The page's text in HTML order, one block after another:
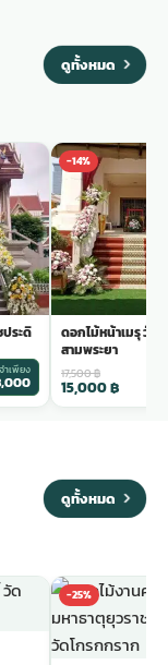
ดูทั้งหมด
ระดิ
ำเพียง
-14%
ดอกไม้หน้าเมรุ วัด
สามพระยา
17,500฿
15,000฿
ดูทั้งหมด
-25%